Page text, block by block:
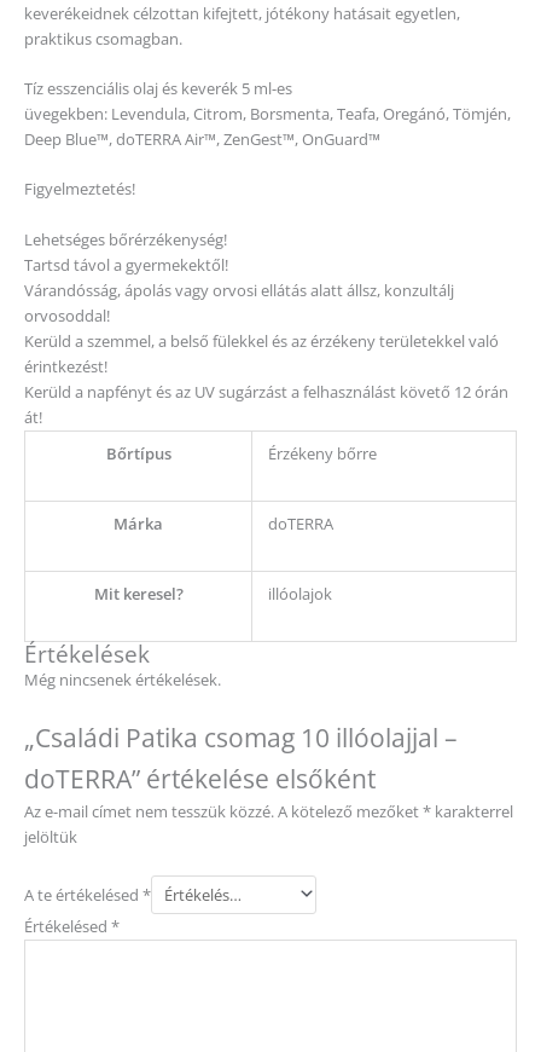
keverékeidnek célzottan kifejtett, jótékony hatásait egyetlen,
praktikus csomagban.
Tíz esszenciális olaj és keverék 5 ml-es
üvegekben: Levendula, Citrom, Borsmenta, Teafa, Oregánó, Tömjén,
Deep Blue™, doTERRA Air™, ZenGest™, OnGuard™
Figyelmeztetés!
Lehetséges bőrérzékenység!
Tartsd távol a gyermekektől!
Várandósság, ápolás vagy orvosi ellátás alatt állsz, konzultálj
orvosoddal!
Kerüld a szemmel, a belső fülekkel és az érzékeny területekkel való
érintkezést!
Kerüld a napfényt és az UV sugárzást a felhasználást követő 12 órán
át!
Bőrtípus
Érzékeny bőrre
Márka doTERRA
Mit keresel? illóolajok
Értékelések
Még nincsenek értékelések.
„Családi Patika csomag 10 illóolajjal –
doTERRA” értékelése elsőként
Az e-mail címet nem tesszük közzé.A kötelező mezőket* karakterrel
jelöltük
A te értékelésed *
Értékelésed *